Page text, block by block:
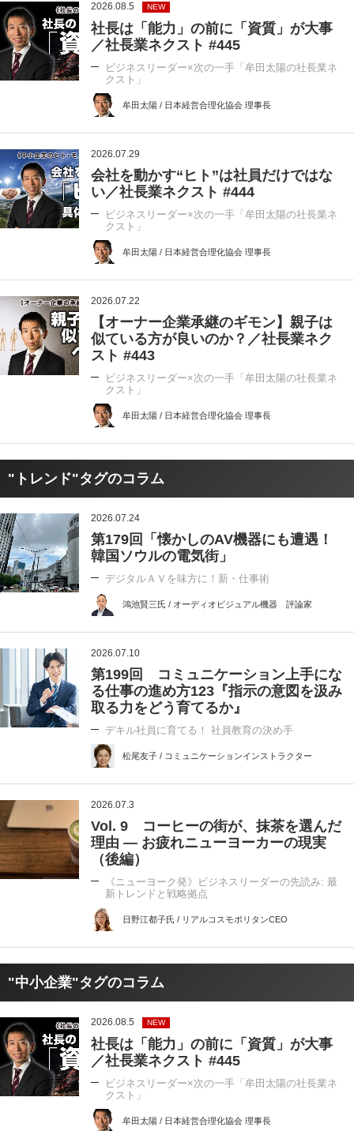
2026.08.5 NEW
社長は「能力」の前に「資質」が大事
／社長業ネクスト #445
ビジネスリーダー×次の一手「牟田太陽の社長業ネ
クスト」
牟田太陽 / 日本経営合理化協会 理事長
2026.07.29
会社を動かす“ヒト”は社員だけではな
い／社長業ネクスト #444
ビジネスリーダー×次の一手「牟田太陽の社長業ネ
クスト」
牟田太陽 / 日本経営合理化協会 理事長
2026.07.22
【オーナー企業承継のギモン】親子は
似ている方が良いのか？／社長業ネク
スト #443
ビジネスリーダー×次の一手「牟田太陽の社長業ネ
クスト」
牟田太陽 / 日本経営合理化協会 理事長
"トレンド"タグのコラム
2026.07.24
第179回「懐かしのAV機器にも遭遇！
韓国ソウルの電気街」
デジタルＡＶを味方に！新・仕事術
鴻池賢三氏 / オーディオビジュアル機器 評論家
2026.07.10
第199回 コミュニケーション上手にな
る仕事の進め方123『指示の意図を汲み
取る力をどう育てるか』
デキル社員に育てる！ 社員教育の決め手
松尾友子 / コミュニケーションインストラクター
2026.07.3
Vol. 9 コーヒーの街が、抹茶を選んだ
理由 ― お疲れニューヨーカーの現実
（後編）
《ニューヨーク発》ビジネスリーダーの先読み: 最
新トレンドと戦略拠点
日野江都子氏 / リアルコスモポリタンCEO
"中小企業"タグのコラム
2026.08.5 NEW
社長は「能力」の前に「資質」が大事
／社長業ネクスト #445
ビジネスリーダー×次の一手「牟田太陽の社長業ネ
クスト」
牟田太陽 / 日本経営合理化協会 理事長